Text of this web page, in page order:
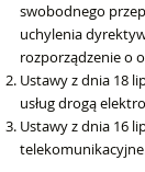
swobodnego
uchylenia
rozporządzenie o
Ustawy z dnia 18
usług drogą
Ustawy z dnia 16